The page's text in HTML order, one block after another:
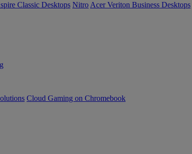
Classic Desktops Nitro Acer Veriton Business Desktops
Cloud Gaming on Chromebook